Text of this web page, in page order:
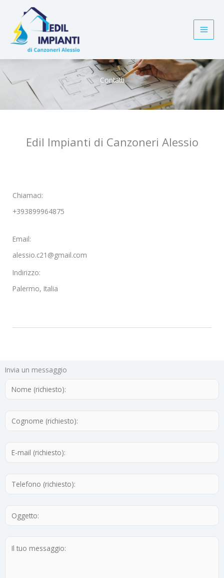
contenuto
Contatti
Edil Impianti di Canzoneri Alessio
Chiamaci:
+393899964875
Email:
alessio.c21@gmail.com
Indirizzo:
Palermo, Italia
Invia un messaggio